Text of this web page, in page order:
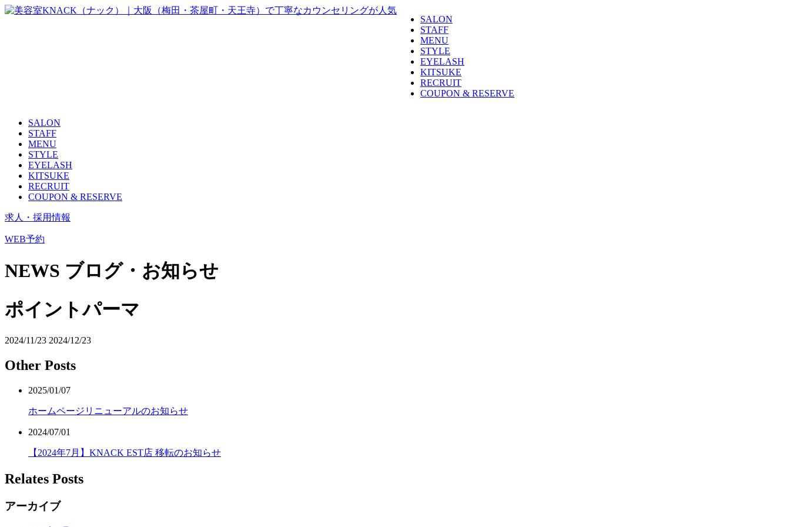
SALON
STAFF
MENU
STYLE
EYELASH
KITSUKE
RECRUIT
COUPON & RESERVE
SALON
STAFF
MENU
STYLE
EYELASH
KITSUKE
RECRUIT
COUPON & RESERVE
求人・採用情報
WEB予約
NEWS ブログ・お知らせ
ポイントパーマ
2024/11/23 2024/12/23
Other Posts
2025/01/07
ホームページリニューアルのお知らせ
2024/07/01
【2024年7月】KNACK EST店 移転のお知らせ
Relates Posts
アーカイブ